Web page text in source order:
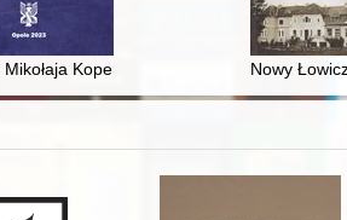
Mikołaja Kopernika z rodu ŚlązakaNowy